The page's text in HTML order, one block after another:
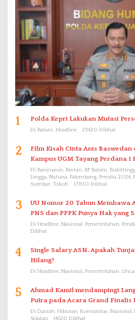
1 Polda Kepri Lakukan Mutasi
Di Batam, Headline 23420 Dilihat
2
Film Kisah Cinta Anis
Kampus UGM Tayang Perdana
Di Banyuasin, Bintan, BP Batam,
Lingga, Natuna, Palembang, Pemilu 2024,
Sumbar, Tokoh
17830 Dilihat
3
UU Nomor 20 Tahun Membawa
PNS dan PPPK Punya Hak yang
Di Headline, Nasional, Pemerintahan,
Dilihat
4
Single Salary ASN, Apakah
Hilang?
Di Headline, Nasional, Pemerintahan,
5
Ahmad Kamil mendampingi Langsung Dike Mandala
Putra pada Acara Grand Finalis
Proklamasi Mirip Bung Karno di
Di Daerah, Hiburan, Komunitas, Nasional,
Selatan
14520 Dilihat